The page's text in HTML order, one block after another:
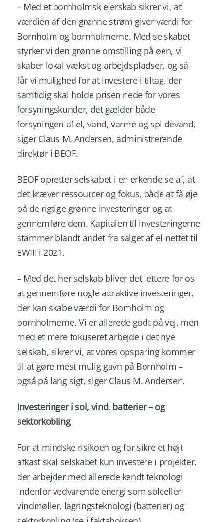
– Med et bornholmsk ejerskab sikrer vi, at
værdien af den grønne strøm giver værdi for
Bornholm og bornholmerne. Med selskabet
styrker vi den grønne omstilling på øen, vi
skaber lokal vækst og arbejdspladser, og så
får vi mulighed for at investere i tiltag, der
samtidig skal holde prisen nede for vores
forsyningskunder, det gælder både
forsyningen af el, vand, varme og spildevand,
siger Claus M. Andersen, administrerende
direktør i BEOF.
BEOF opretter selskabet i en erkendelse af, at
det kræver ressourcer og fokus, både at få øje
på de rigtige grønne investeringer og at
gennemføre dem. Kapitalen til investeringerne
stammer blandt andet fra salget af el-nettet til
EWIII i 2021.
– Med det her selskab bliver det lettere for os
at gennemføre nogle attraktive investeringer,
der kan skabe værdi for Bornholm og
bornholmerne. Vi er allerede godt på vej, men
med et mere fokuseret arbejde i det nye
selskab, sikrer vi, at vores opsparing kommer
til at gøre mest mulig gavn på Bornholm –
også på lang sigt, siger Claus M. Andersen.
Investeringer i sol, vind, batterier – og
sektorkobling
For at mindske risikoen og for sikre et højt
afkast skal selskabet kun investere i projekter,
der arbejder med allerede kendt teknologi
indenfor vedvarende energi som solceller,
vindmøller, lagringsteknologi (batterier) og